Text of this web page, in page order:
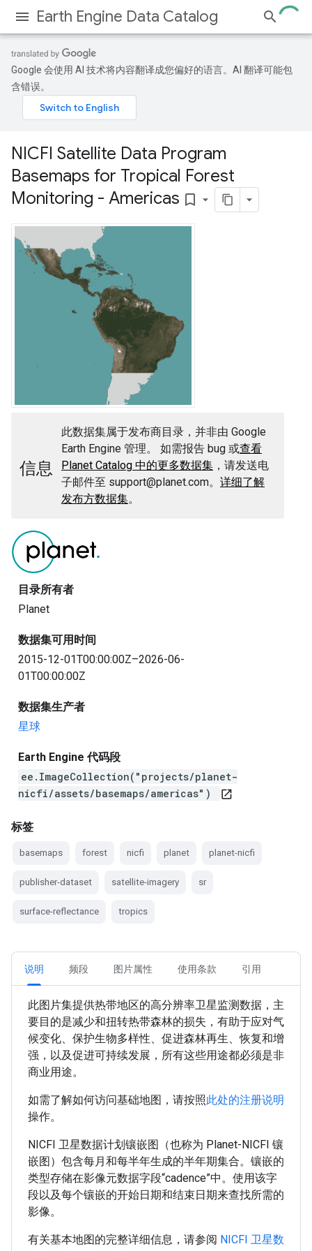
Earth Engine Data Catalog
Google 会使用 AI 技术将内容翻译成您偏好的语言。AI 翻译可能包
含错误。
NICFI Satellite Data Program
Basemaps for Tropical Forest
Monitoring - Americas bookmark_border
信息
此数据集属于发布商目录，并非由 Google
Earth Engine 管理。 如需报告 bug 或查看
Planet Catalog 中的更多数据集 ，请发送电
子邮件至 support@planet.com。 详细了解
发布方数据集。
目录所有者
Planet
数据集可用时间
2015-12-01T00:00:00Z–2026-06-
01T00:00:00Z
数据集生产者
星球
Earth Engine 代码段
ee.ImageCollection("projects/planet-
nicfi/assets/basemaps/americas")
open_in_new
标签
basemaps forest nicfi planet planet-nicfi
publisher-dataset satellite-imagery sr
surface-reflectance tropics
说明 频段 图片属性 使用条款 引用
此图片集提供热带地区的高分辨率卫星监测数据，主
要目的是减少和扭转热带森林的损失，有助于应对气
候变化、保护生物多样性、促进森林再生、恢复和增
强，以及促进可持续发展，所有这些用途都必须是非
商业用途。
如需了解如何访问基础地图，请按照此处的注册说明
操作。
NICFI 卫星数据计划镶嵌图（也称为 Planet-NICFI 镶
嵌图）包含每月和每半年生成的半年期集合。镶嵌的
类型存储在影像元数据字段“cadence”中。使用该字
段以及每个镶嵌的开始日期和结束日期来查找所需的
影像。
有关基本地图的完整详细信息，请参阅 NICFI 卫星数